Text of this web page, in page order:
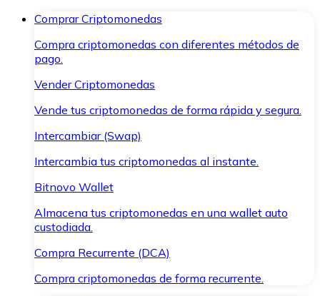
Comprar Criptomonedas
Compra criptomonedas con diferentes métodos de
pago.
Vender Criptomonedas
Vende tus criptomonedas de forma rápida y segura.
Intercambiar (Swap)
Intercambia tus criptomonedas al instante.
Bitnovo Wallet
Almacena tus criptomonedas en una wallet auto
custodiada.
Compra Recurrente (DCA)
Compra criptomonedas de forma recurrente.